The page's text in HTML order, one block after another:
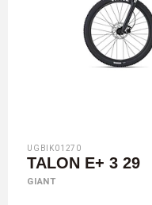
UGBIK01270
TALON E+ 3 29
GIANT